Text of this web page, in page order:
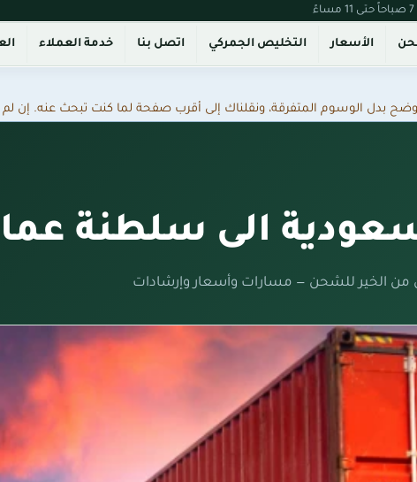
الأسعار التخليص الجمركي اتصل بنا خدمة العملاء
بدل الوسوم المتفرقة، ونقلناك إلى أقرب صفحة لما كنت تبحث عنه. إن لم
الى سلطنة
الخير للشحن — مسارات وأسعار وإرشادات